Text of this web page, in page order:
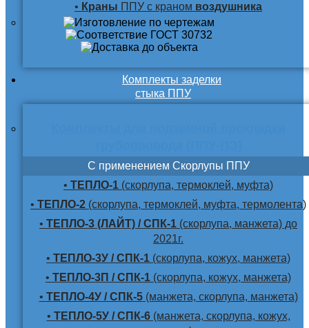
• Краны ППУ с краном воздушника
Комплекты заделки
стыка ППУ
С применением Скорлупы ППУ
• ТЕПЛО-1 (скорлупа, термоклей, муфта)
• ТЕПЛО-2 (скорлупа, термоклей, муфта, термолента)
• ТЕПЛО-3 (ЛАЙТ) / СПК-1 (скорлупа, манжета) до
2021г.
• ТЕПЛО-3У / СПК-1 (скорлупа, кожух, манжета)
• ТЕПЛО-3П / СПК-1 (скорлупа, кожух, манжета)
• ТЕПЛО-4У / СПК-5(манжета, скорлупа, манжета)
• ТЕПЛО-5У / СПК-6(манжета, скорлупа, кожух,